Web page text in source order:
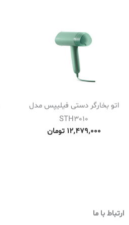
اتو بخارگر دستی فیلیپس مدل
STH3010
۱۲٬۴۷۹٬۰۰۰ تومان
ارتباط با ما